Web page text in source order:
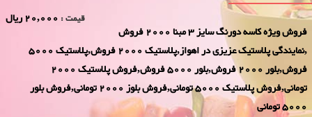
قیمت : 20,000 ریال
فروش ویژه کاسه دورنگ سایز 3 مبنا 2000 فروش
,نمایندگی پلاستیک عزیزی در اهواز,پلاستیک 2000 فروش,پلاستیک 5000
فروش,بلور 2000 فروش,بلور 5000 فروش,فروش پلاستیک 2000
تومانی,فروش پلاستیک 5000 تومانی,فروش بلوز 2000 تومانی,فروش بلور
5000 تومانی